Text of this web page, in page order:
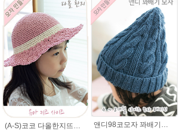
앤디98코모자 꽈배기★에이미울 98코앤디모자도안 + 뜨개실 2타래)